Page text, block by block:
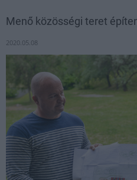
Menő közösségi teret
2020.05.08